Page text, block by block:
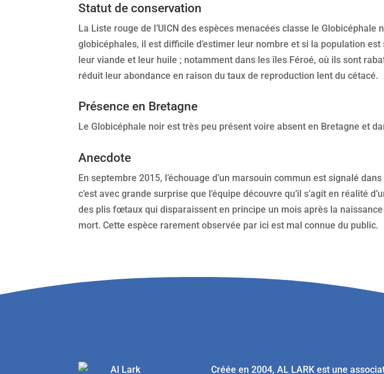
Statut de conservation
La Liste rouge de l’UICN des espèces menacées classe le
globicéphales, il est difficile d’estimer leur nombre et si la population
leur viande et leur huile ; notamment dans les îles Féroé, où ils sont
réduit leur abondance en raison du taux de reproduction lent du cétacé.
Présence en Bretagne
Le Globicéphale noir est très peu présent voire absent en Bretagne et
Anecdote
En septembre 2015, l’échouage d’un marsouin commun est signalé
c’est avec grande surprise que l’équipe découvre qu’il s’agit en réalité
des plis fœtaux qui disparaissent en principe un mois après la
mort. Cette espèce rarement observée par ici est mal connue du public.
Créée en 2004, AL LARK est une